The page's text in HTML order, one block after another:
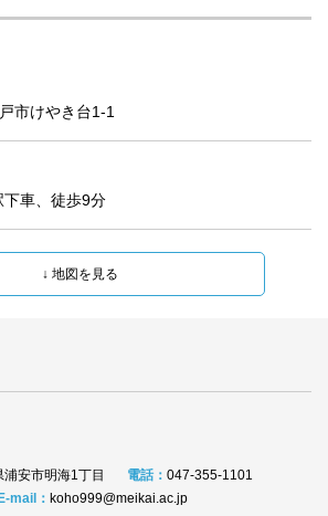
市けやき台1-1
車、徒歩9分
安市明海1丁目 電話： 047‐355‐1101
E-mail： koho999@meikai.ac.jp